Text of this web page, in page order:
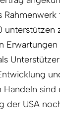
Erwartungen
Handeln sind
der USA